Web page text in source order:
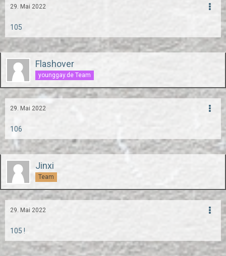
29. Mai 2022
105
Flashover
younggay.de Team
29. Mai 2022
106
Jinxi
Team
29. Mai 2022
105 !